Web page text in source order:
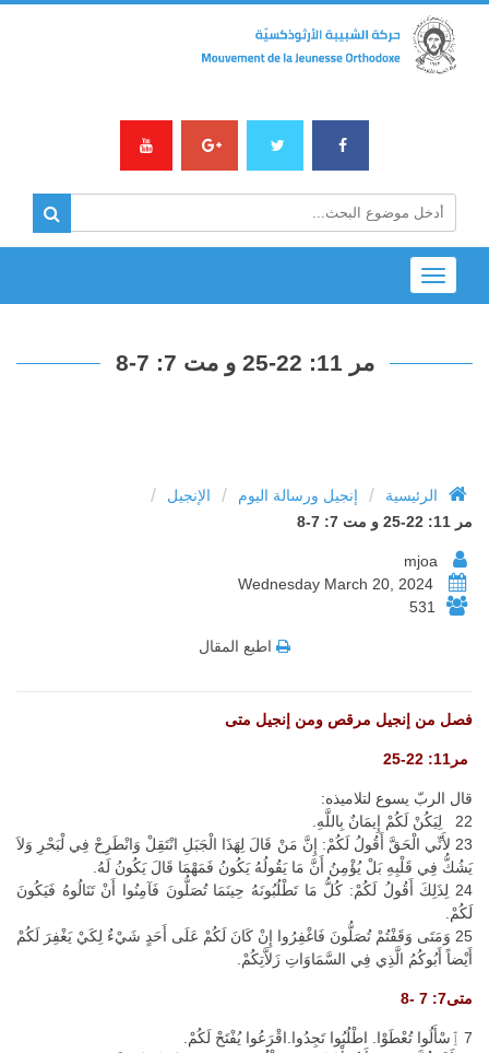
Toggle
navigation
مر 11: 22-25 و مت 7: 7-8
الرئيسية / إنجيل ورسالة اليوم / الإنجيل /
مر 11: 22-25 و مت 7: 7-8
531
اطبع المقال
فصل من إنجيل مرقص ومن إنجيل متى
مر11: 22-25
قال الربّ يسوع لتلاميذه:
22 لِيَكُنْ لَكُمْ إِيمَانٌ بِاللَّهِ.
23 لأَنِّي الْحَقَّ أَقُولُ لَكُمْ: إِنَّ مَنْ قَالَ لِهَذَا الْجَبَلِ انْتَقِلْ وَانْطَرِحْ فِي لْبَحْرِ وَلاَ
يَشُكُّ فِي قَلْبِهِ بَلْ يُؤْمِنُ أَنَّ مَا يَقُولُهُ يَكُونُ فَمَهْمَا قَالَ يَكُونُ لَهُ.
24 لِذَلِكَ أَقُولُ لَكُمْ: كُلُّ مَا تَطْلُبُونَهُ حِينَمَا تُصَلُّونَ فَآمِنُوا أَنْ تَنَالُوهُ فَيَكُونَ
لَكُمْ.
25 وَمَتَى وَقَفْتُمْ تُصَلُّونَ فَاغْفِرُوا إِنْ كَانَ لَكُمْ عَلَى أَحَدٍ شَيْءٌ لِكَيْ يَغْفِرَ لَكُمْ
أَيْضاً أَبُوكُمُ الَّذِي فِي السَّمَاوَاتِ زَلاَّتِكُمْ.
متى7: 7 -8
7 ﭐِسْأَلُوا تُعْطَوْا. اطْلُبُوا تَجِدُوا.اقْرَعُوا يُفْتَحْ لَكُمْ.